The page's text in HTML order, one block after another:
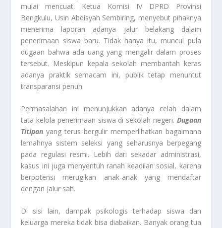
mulai mencuat. Ketua Komisi IV DPRD Provinsi
Bengkulu, Usin Abdisyah Sembiring, menyebut pihaknya
menerima laporan adanya jalur belakang dalam
penerimaan siswa baru. Tidak hanya itu, muncul pula
dugaan bahwa ada uang yang mengalir dalam proses
tersebut. Meskipun kepala sekolah membantah keras
adanya praktik semacam ini, publik tetap menuntut
transparansi penuh.
Permasalahan ini menunjukkan adanya celah dalam
tata kelola penerimaan siswa di sekolah negeri. Dugaan
Titipan yang terus bergulir memperlihatkan bagaimana
lemahnya sistem seleksi yang seharusnya berpegang
pada regulasi resmi. Lebih dari sekadar administrasi,
kasus ini juga menyentuh ranah keadilan sosial, karena
berpotensi merugikan anak-anak yang mendaftar
dengan jalur sah.
Di sisi lain, dampak psikologis terhadap siswa dan
keluarga mereka tidak bisa diabaikan. Banyak orang tua